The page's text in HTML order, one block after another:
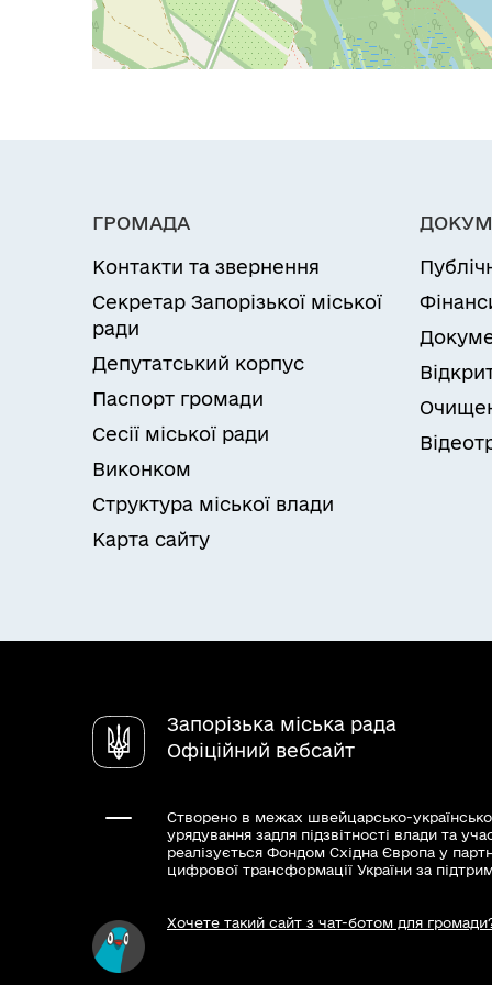
ГРОМАДА
Контакти та звернення
Секретар Запорізької міської
ради
Депутатський корпус
Паспорт громади
Сесії міської ради
Виконком
Структура міської влади
Карта сайту
Запорізька міська рада
Офіційний вебсайт
Створено в межах швейцарсько-
урядування задля підзвітності влади та
реалізується Фондом Східна Європа у
цифрової трансформації України за
Хочете такий сайт з чат-ботом для